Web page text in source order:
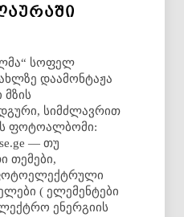
სოფელ
დაამონტაჟა
სიმძლავრით
ფოტოალბომი:
— თუ
თემები,
( ელემენტები
ენერგიის